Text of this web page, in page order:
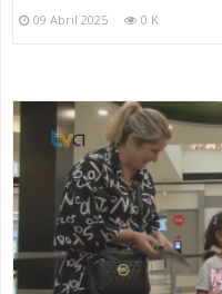
09 Abril 2025 0 K